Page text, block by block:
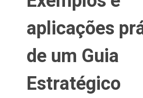
aplicações
de um Guia
Estratégico